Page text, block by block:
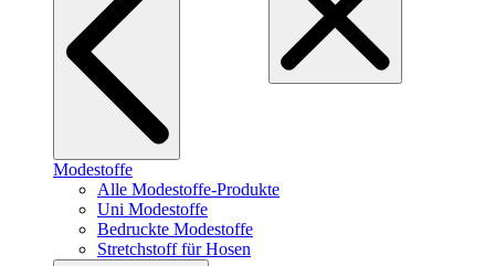
Modestoffe
Alle Modestoffe-Produkte
Uni Modestoffe
Bedruckte Modestoffe
Stretchstoff für Hosen